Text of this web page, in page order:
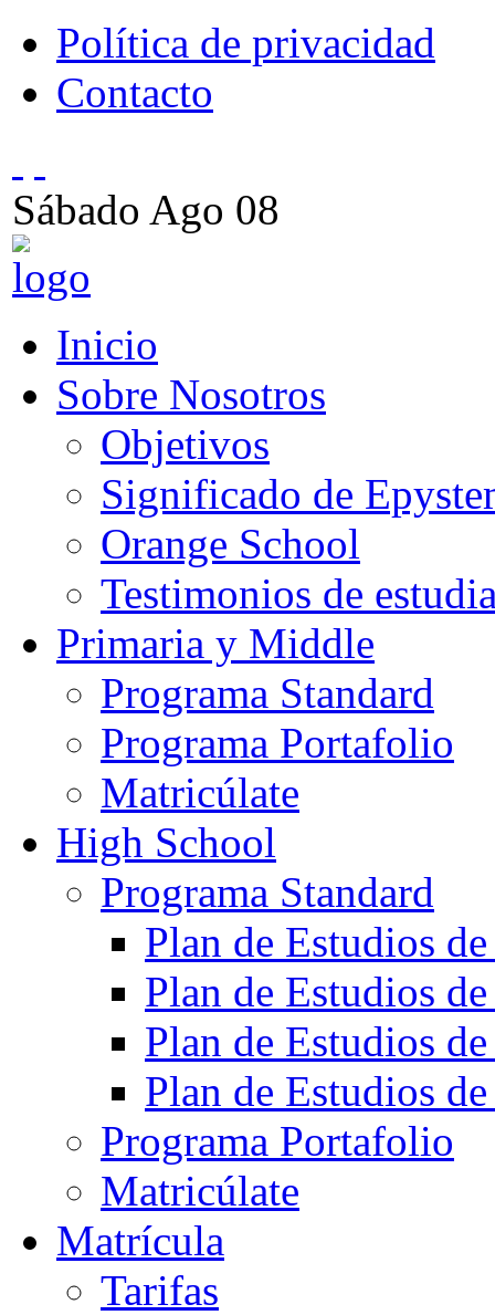
Política de privacidad
Contacto
Sábado Ago 08
Inicio
Sobre Nosotros
Objetivos
Significado de
Orange School
Testimonios de
Primaria y Middle
Programa Standard
Programa Portafolio
Matricúlate
High School
Programa Standard
Plan de Estudios de
Plan de Estudios de
Plan de Estudios de
Plan de Estudios de
Programa Portafolio
Matricúlate
Matrícula
Tarifas